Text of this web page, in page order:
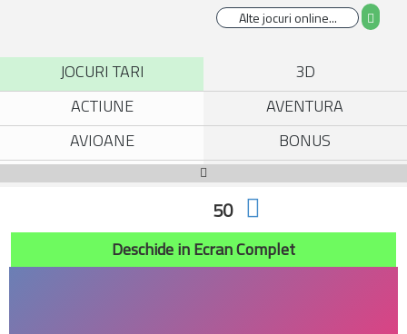
JOCURI TARI
3D
ACTIUNE
AVENTURA
AVIOANE
BONUS
FETE
FOTBAL
50
Deschide in Ecran Complet